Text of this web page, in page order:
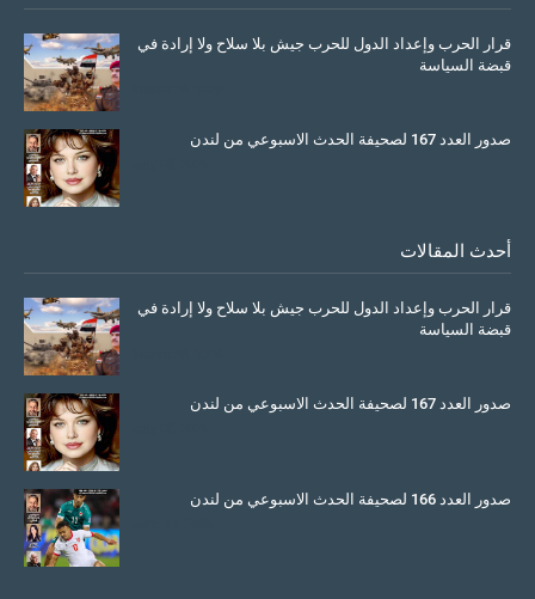
قرار الحرب وإعداد الدول للحرب جيش بلا سلاح ولا إرادة في
قبضة السياسة
صدور العدد 167 لصحيفة الحدث الاسبوعي من لندن
أحدث المقالات
قرار الحرب وإعداد الدول للحرب جيش بلا سلاح ولا إرادة في
قبضة السياسة
صدور العدد 167 لصحيفة الحدث الاسبوعي من لندن
صدور العدد 166 لصحيفة الحدث الاسبوعي من لندن